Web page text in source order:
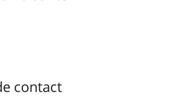
contact